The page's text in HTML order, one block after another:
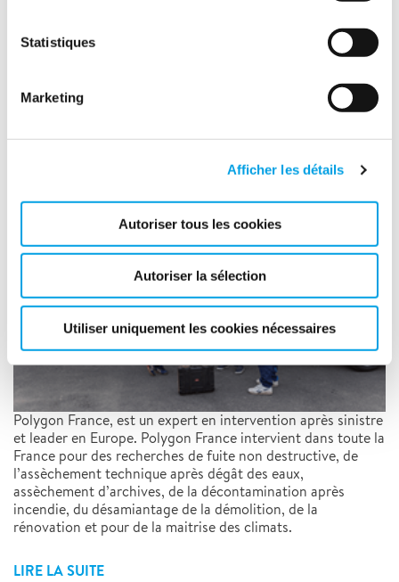
Statistiques
Marketing
Afficher les détails
Autoriser tous les cookies
Autoriser la sélection
Utiliser uniquement les cookies nécessaires
LIRE LA SUITE
Le lexique des interventions
après sinistre
Polygon France, est un expert en intervention après sinistre
et leader en Europe. Polygon France intervient dans toute la
France pour des recherches de fuite non destructive, de
l’assèchement technique après dégât des eaux,
assèchement d’archives, de la décontamination après
incendie, du désamiantage de la démolition, de la
rénovation et pour de la maitrise des climats.
LIRE LA SUITE